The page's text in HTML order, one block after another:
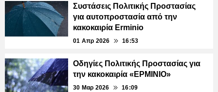
Συστάσεις Πολιτικής Προστασίας
για αυτοπροστασία από την
κακοκαιρία Erminio
01 Απρ 2026 16:53
Οδηγίες Πολιτικής Προστασίας για
την κακοκαιρία «ΕΡΜΙΝΙΟ»
30 Μαρ 2026 16:09